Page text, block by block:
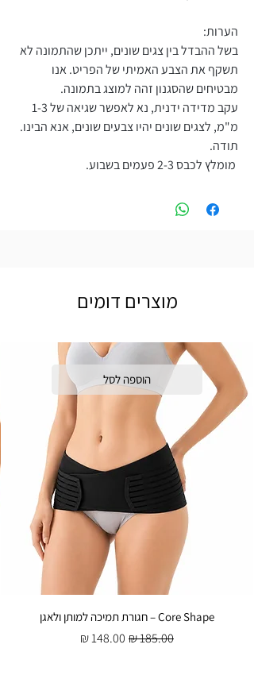
הערות:
בשל ההבדל בין צגים שונים, ייתכן שהתמונה לא
תשקף את הצבע האמיתי של הפריט. אנו
מבטיחים שהסגנון זהה למוצג בתמונה.
עקב מדידה ידנית, נא לאפשר שגיאה של 1-3
מ"מ, לצגים שונים יהיו צבעים שונים, אנא הבינו.
תודה.
מומלץ לכבס 2-3 פעמים בשבוע.
מוצרים דומים
הוספה לסל
Core Shape – חגורת תמיכה למותן ולאגן
מחיר רגיל מחיר מבצע